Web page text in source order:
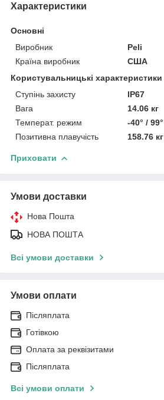
Характеристики
Основні
Виробник
Peli
Країна виробник
США
Користувальницькі характеристики
Ступінь захисту
IP67
Вага
14.06 кг
Температ. режим
-40° / 99°
Позитивна плавучість
158.76 кг
Приховати
Умови доставки
Нова Пошта
НОВА ПОШТА
Всі умови доставки
Умови оплати
Післяплата
Готівкою
Оплата за реквізитами
Післяплата
Всі умови оплати